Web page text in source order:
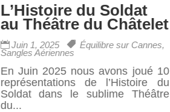
L’Histoire du Soldat
au Théâtre du Châtelet
Juin 1, 2025 Équilibre sur Cannes,
Sangles Aériennes
En Juin 2025 nous avons joué 10
représentations de l’Histoire du
Soldat dans le sublime Théâtre
du...